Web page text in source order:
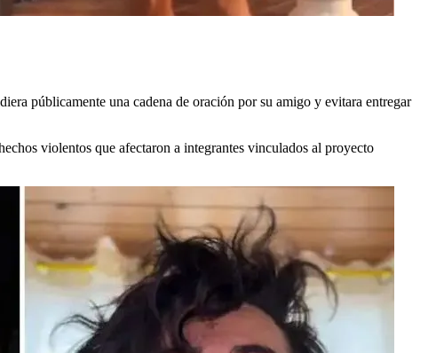
públicamente una cadena de oración por su amigo y evitara entregar
violentos que afectaron a integrantes vinculados al proyecto